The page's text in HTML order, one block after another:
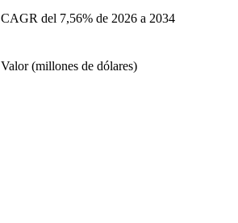
CAGR del 7,56% de 2026 a 2034
Valor (millones de dólares)